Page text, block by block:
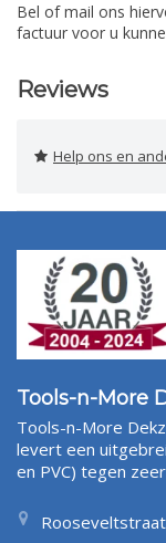
Bel of mail ons
factuur voor u
Reviews
Help ons en
Tools-n-More
Tools-n-More
levert een
en PVC) tegen